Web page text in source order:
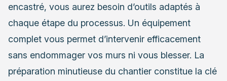
encastré, vous aurez besoin d’outils adaptés à
chaque étape du processus. Un équipement
complet vous permet d’intervenir efficacement
sans endommager vos murs ni vous blesser. La
préparation minutieuse du chantier constitue la clé